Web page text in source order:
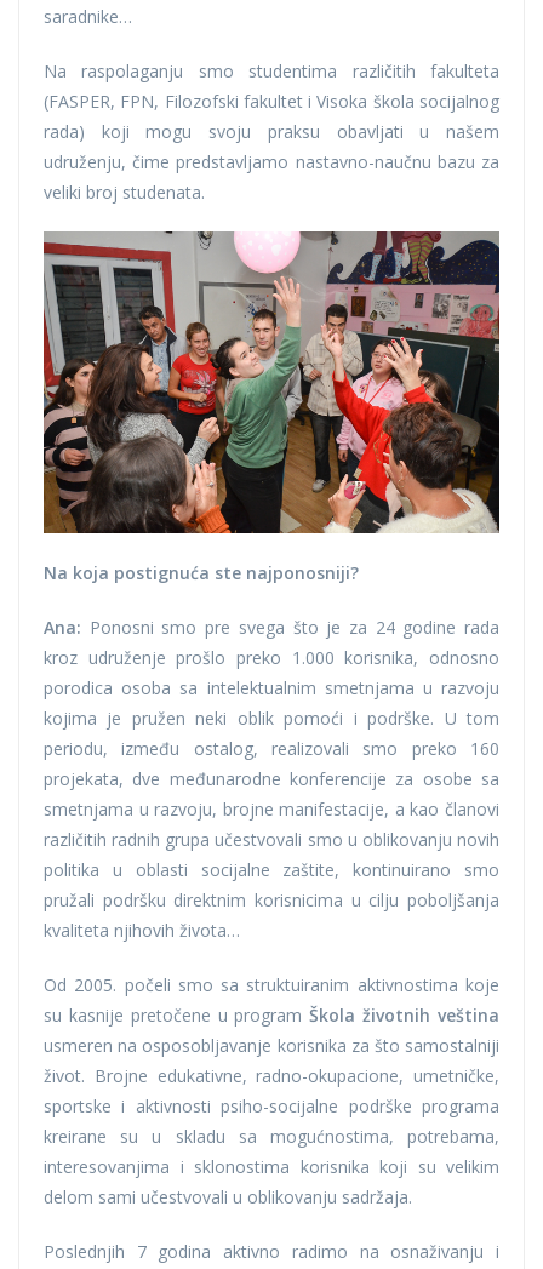
saradnike…
Na raspolaganju smo studentima različitih fakulteta
(FASPER, FPN, Filozofski fakultet i Visoka škola socijalnog
rada) koji mogu svoju praksu obavljati u našem
udruženju, čime predstavljamo nastavno-naučnu bazu za
veliki broj studenata.
Na koja postignuća ste najponosniji?
Ana: Ponosni smo pre svega što je za 24 godine rada
kroz udruženje prošlo preko 1.000 korisnika, odnosno
porodica osoba sa intelektualnim smetnjama u razvoju
kojima je pružen neki oblik pomoći i podrške. U tom
periodu, između ostalog, realizovali smo preko 160
projekata, dve međunarodne konferencije za osobe sa
smetnjama u razvoju, brojne manifestacije, a kao članovi
različitih radnih grupa učestvovali smo u oblikovanju novih
politika u oblasti socijalne zaštite, kontinuirano smo
pružali podršku direktnim korisnicima u cilju poboljšanja
kvaliteta njihovih života…
Od 2005. počeli smo sa struktuiranim aktivnostima koje
su kasnije pretočene u programŠkola životnih veština
usmeren na osposobljavanje korisnika za što samostalniji
život. Brojne edukativne, radno-okupacione, umetničke,
sportske i aktivnosti psiho-socijalne podrške programa
kreirane su u skladu sa mogućnostima, potrebama,
interesovanjima i sklonostima korisnika koji su velikim
delom sami učestvovali u oblikovanju sadržaja.
Poslednjih 7 godina aktivno radimo na osnaživanju i